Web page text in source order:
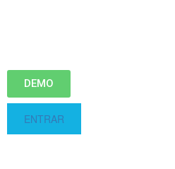
DEMO
ENTRAR